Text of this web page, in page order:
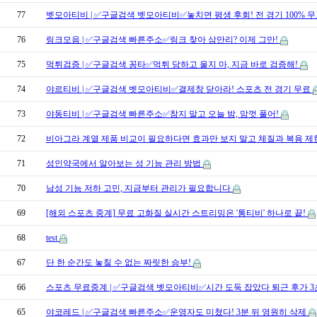
77 벳모아티비 | ✅구글검색 벳모아티비✅놓치면 평생 후회! 전 경기 100%
76 링크모음 | ✅구글검색 빠른주소✅링크 찾아 삼만리? 이제 그만!
75 먹튀검증 | ✅구글검색 꽁타✅먹튀 당하고 울지 마, 지금 바로 검증해!
74 야르티비 | ✅구글검색 벳모아티비✅결제창 닫아라! 스포츠 전 경기 무료
73 야동티비 | ✅구글검색 빠른주소✅참지 말고 오늘 밤, 맘껏 풀어!
72 비아그라 계열 제품 비교이 필요하다면 효과만 보지 말고 체질과 복용 제
71 성인약국에서 알아보는 성 기능 관리 방법
70 남성 기능 저하 고민, 지금부터 관리가 필요합니다
69 [해외 스포츠 중계] 무료 고화질 실시간 스트리밍은 '통티비' 하나로 끝!
68 test
67 단 한 순간도 놓칠 수 없는 짜릿한 승부!
66 스포츠 무료중계 | ✅구글검색 벳모아티비✅시간 도둑 잡았다 퇴근 후가 3
65 야코레드 | ✅구글검색 빠른주소✅운영자도 미쳤다! 3분 뒤 영원히 삭제